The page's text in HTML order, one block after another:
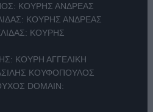
ΚΟΥΡΗΣ ΑΝΔΡΕΑΣ
ΚΟΥΡΗΣ ΑΝΔΡΕΑΣ
ΚΟΥΡΗΣ
ΚΟΥΡΗ ΑΓΓΕΛΙΚΗ
ΚΟΥΦΟΠΟΥΛΟΣ
DOMAIN: